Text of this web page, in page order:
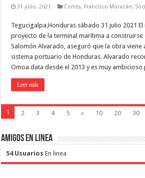
31 julio, 2021 Cortés, Francisco Morazán,
Tegucigalpa,Honduras sábado 31 julio 2021
proyecto de la terminal marítima a construirse
Salomón Alvarado, aseguró que la obra viene
sistema portuario de Honduras. Alvarado
Omoa data desde el 2013 y es muy ambicioso
Leer más
1 2 3 4 5 » 10 20 30
Amigos en Linea
54 Usuarios En linea